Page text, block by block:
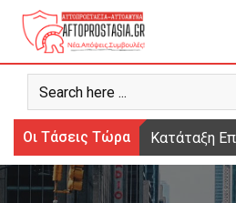
Ψάχνω
για...
Οι Τάσεις Τώρα Κατάταξη